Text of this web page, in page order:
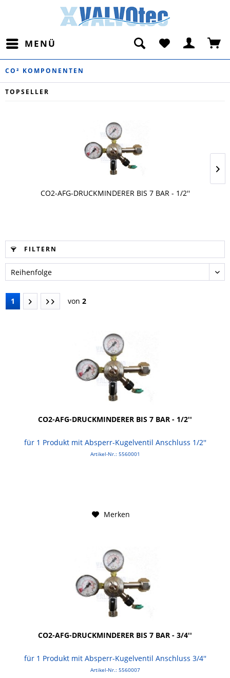
MENÜ
CO² KOMPONENTEN
TOPSELLER
CO2-AFG-DRUCKMINDERER BIS 7 BAR - 1/2''
FILTERN
1 von 2
CO2-AFG-DRUCKMINDERER BIS 7 BAR - 1/2''
für 1 Produkt mit Absperr-Kugelventil Anschluss 1/2''
Artikel-Nr.: 5560001
Merken
CO2-AFG-DRUCKMINDERER BIS 7 BAR - 3/4''
für 1 Produkt mit Absperr-Kugelventil Anschluss 3/4''
Artikel-Nr.: 5560007